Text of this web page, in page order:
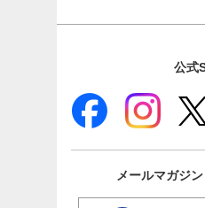
公式
メールマガジン